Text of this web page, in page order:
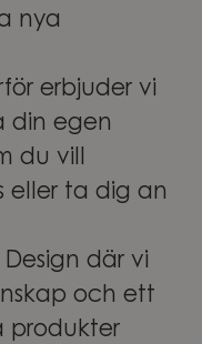
nya
erbjuder vi
din egen
du vill
eller ta dig an
där vi
och ett
produkter